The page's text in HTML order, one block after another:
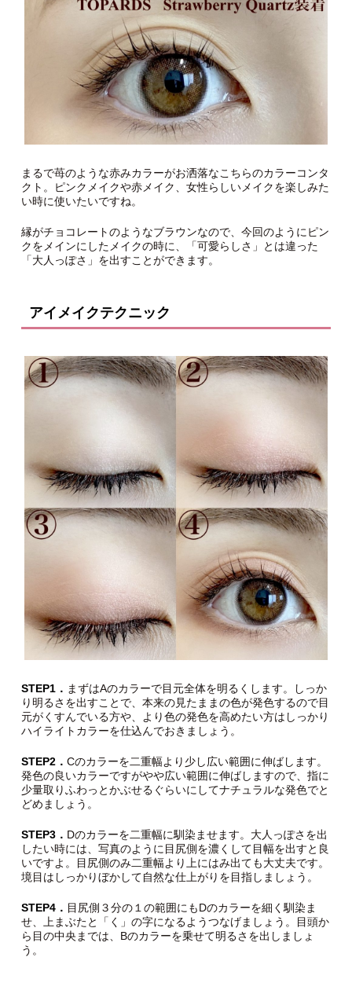
まるで苺のような赤みカラーがお洒落なこちらのカラーコンタ
クト。ピンクメイクや赤メイク、女性らしいメイクを楽しみた
い時に使いたいですね。
縁がチョコレートのようなブラウンなので、今回のようにピン
クをメインにしたメイクの時に、「可愛らしさ」とは違った
「大人っぽさ」を出すことができます。
アイメイクテクニック
STEP1． まずはAのカラーで目元全体を明るくします。しっか
り明るさを出すことで、本来の見たままの色が発色するので目
元がくすんでいる方や、より色の発色を高めたい方はしっかり
ハイライトカラーを仕込んでおきましょう。
STEP2． Cのカラーを二重幅より少し広い範囲に伸ばします。
発色の良いカラーですがやや広い範囲に伸ばしますので、指に
少量取りふわっとかぶせるぐらいにしてナチュラルな発色でと
どめましょう。
STEP3． Dのカラーを二重幅に馴染ませます。大人っぽさを出
したい時には、写真のように目尻側を濃くして目幅を出すと良
いですよ。目尻側のみ二重幅より上にはみ出ても大丈夫です。
境目はしっかりぼかして自然な仕上がりを目指しましょう。
STEP4． 目尻側３分の１の範囲にもDのカラーを細く馴染ま
せ、上まぶたと「く」の字になるようつなげましょう。目頭か
ら目の中央までは、Bのカラーを乗せて明るさを出しましょ
う。